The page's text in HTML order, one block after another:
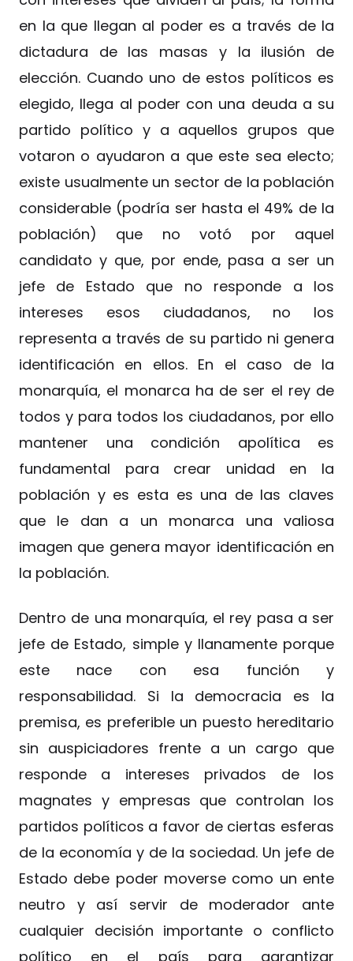
en la que llegan al poder es a través de la
dictadura de las masas y la ilusión de
elección. Cuando uno de estos políticos es
elegido, llega al poder con una deuda a su
partido político y a aquellos grupos que
votaron o ayudaron a que este sea electo;
existe usualmente un sector de la población
considerable (podría ser hasta el 49% de la
población) que no votó por aquel
candidato y que, por ende, pasa a ser un
jefe de Estado que no responde a los
intereses esos ciudadanos, no los
representa a través de su partido ni genera
identificación en ellos. En el caso de la
monarquía, el monarca ha de ser el rey de
todos y para todos los ciudadanos, por ello
mantener una condición apolítica es
fundamental para crear unidad en la
población y es esta es una de las claves
que le dan a un monarca una valiosa
imagen que genera mayor identificación en
la población.
Dentro de una monarquía, el rey pasa a ser
jefe de Estado, simple y llanamente porque
este nace con esa función y
responsabilidad. Si la democracia es la
premisa, es preferible un puesto hereditario
sin auspiciadores frente a un cargo que
responde a intereses privados de los
magnates y empresas que controlan los
partidos políticos a favor de ciertas esferas
de la economía y de la sociedad. Un jefe de
Estado debe poder moverse como un ente
neutro y así servir de moderador ante
cualquier decisión importante o conflicto
político en el país para garantizar